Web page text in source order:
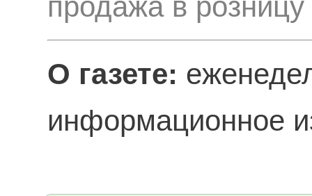
продажа в розницу
О газете:
информационное